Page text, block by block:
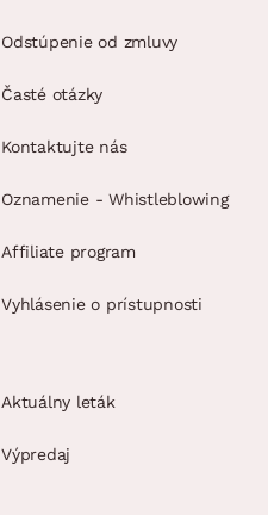
Odstúpenie od zmluvy
Časté otázky
Kontaktujte nás
Oznamenie - Whistleblowing
Affiliate program
Vyhlásenie o prístupnosti
Aktuálny leták
Výpredaj